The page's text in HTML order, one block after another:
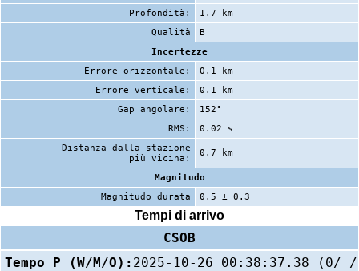
Profondità:
1.7 km
Qualità
B
Incertezze
Errore orizzontale:
0.1 km
Errore verticale:
0.1 km
Gap angolare:
152°
RMS:
0.02 s
Distanza dalla stazione
più vicina:
0.7 km
Magnitudo
Magnitudo durata
0.5 ± 0.3
Tempi di arrivo
CSOB
Tempo P (W/M/O): 2025-10-26 00:38:37.38 (0/